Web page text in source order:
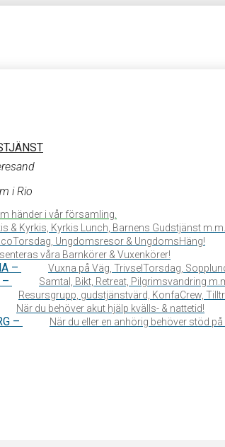
händer i vår församling.
& Kyrkis, Kyrkis Lunch, Barnens Gudstjänst m.m.
Ungdomsresor & UngdomsHäng!
våra Barnkörer & Vuxenkörer!
– Vuxna på Väg, TrivselTorsdag,
– Samtal, Bikt, Retreat, Pilgrimsvandring
Resursgrupp, gudstjänstvärd, KonfaCrew,
När du behöver akut hjälp kvälls- & nattetid!
– När du eller en anhörig behöver stöd
i Rio